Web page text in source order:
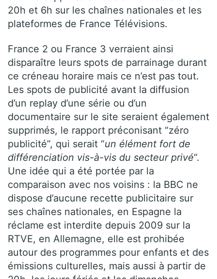
20h et 6h sur les chaînes nationales et les
plateformes de France Télévisions.
France 2 ou France 3 verraient ainsi
disparaître leurs spots de parrainage durant
ce créneau horaire mais ce n’est pas tout.
Les spots de publicité avant la diffusion
d’un replay d’une série ou d’un
documentaire sur le site seraient également
supprimés, le rapport préconisant “zéro
publicité”, qui serait “un élément fort de
différenciation vis-à-vis du secteur privé“.
Une idée qui a été portée par la
comparaison avec nos voisins : la BBC ne
dispose d’aucune recette publicitaire sur
ses chaînes nationales, en Espagne la
réclame est interdite depuis 2009 sur la
RTVE, en Allemagne, elle est prohibée
autour des programmes pour enfants et des
émissions culturelles, mais aussi à partir de